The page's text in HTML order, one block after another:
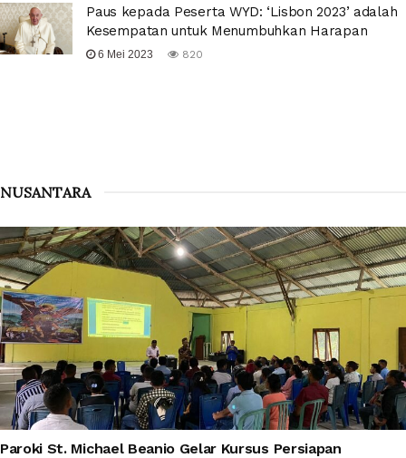
Paus kepada Peserta WYD: ‘Lisbon 2023’ adalah
Kesempatan untuk Menumbuhkan Harapan
6 Mei 2023 820
NUSANTARA
Paroki St. Michael Beanio Gelar Kursus Persiapan